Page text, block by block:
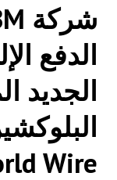
الدفع
الجديد